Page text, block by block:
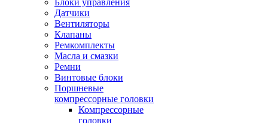
Блоки управления
Датчики
Вентиляторы
Клапаны
Ремкомплекты
Масла и смазки
Ремни
Винтовые блоки
Поршневые
компрессорные головки
Компрессорные
головки